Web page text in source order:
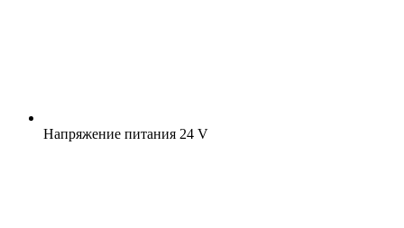
Напряжение питания 24 V